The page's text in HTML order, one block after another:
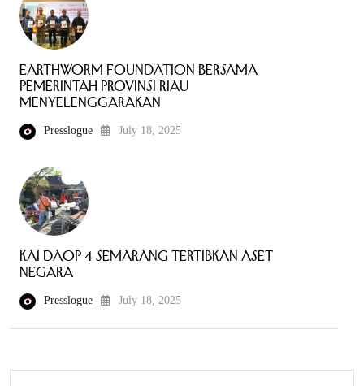
Earthworm Foundation bersama
Pemerintah Provinsi Riau
Menyelenggarakan
Presslogue July 18, 2025
KAI Daop 4 Semarang Tertibkan Aset
Negara
Presslogue July 18, 2025